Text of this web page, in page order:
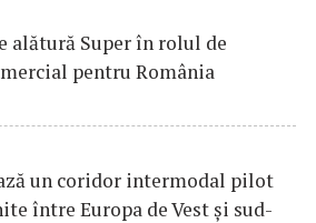
alătură Super în rolul de
pentru România
un coridor intermodal pilot
între Europa de Vest și sud-